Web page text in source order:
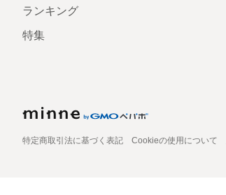
ランキング
特集
特定商取引法に基づく表記 Cookieの使用について